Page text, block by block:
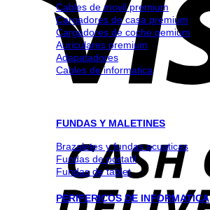
Cables de movil premium
Cargadores de casa premium
Cargadores de coche pemium
Auriculares premium
Adapatadores
Cables de informatica
FUNDAS Y MALETINES
Brazaletes y fundas acuaticas
Fundas de portatil
Fundas de tablet
PERIFERICOS DE INFORMATICA